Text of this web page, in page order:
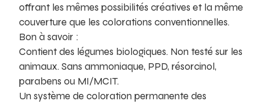
offrant les mêmes possibilités créatives et la même
couverture que les colorations conventionnelles.
Bon à savoir :
Contient des légumes biologiques. Non testé sur les
animaux. Sans ammoniaque, PPD, résorcinol,
parabens ou MI/MCIT.
Un système de coloration permanente des